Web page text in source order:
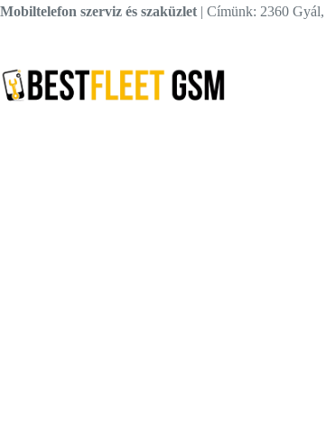
Skip
Mobiltelefon szerviz és szaküzlet | Címünk: 2360